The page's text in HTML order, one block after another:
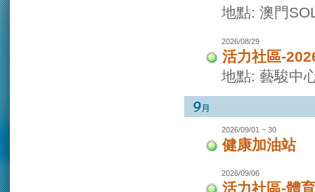
地點: 澳門
2026/08/29
活力社區-
地點: 藝駿中
2026/09/01 ~ 30
健康加油站
2026/09/06
活力社區-體